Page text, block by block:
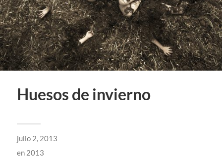
Huesos de invierno
julio 2, 2013
en 2013